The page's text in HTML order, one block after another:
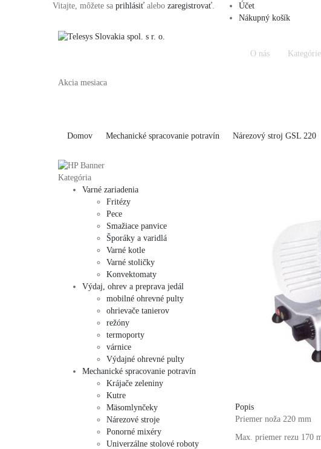
Vitajte, môžete sa prihlásiť alebo zaregistrovať.
Účet
Nákupný košík
O nás Kategórie
Akcia mesiaca
Domov Mechanické spracovanie potravín Nárezový stroj GSL 220
Kategória
Varné zariadenia
Fritézy
Pece
Smažiace panvice
Šporáky a varidlá
Varné kotle
Varné stoličky
Konvektomaty
Výdaj, ohrev a preprava jedál
mobilné ohrevné pulty
ohrievače tanierov
režóny
termoporty
várnice
Výdajné ohrevné pulty
Mechanické spracovanie potravín
Krájače zeleniny
Kutre
Mäsomlynčeky
Nárezové stroje
Ponorné mixéry
Univerzálne stolové roboty
Popis
Priemer noža 220 mm
Max. priemer rezu 170